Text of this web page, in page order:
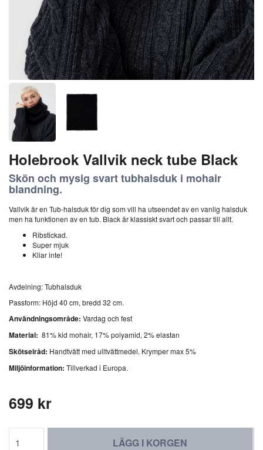
Holebrook Vallvik neck tube Black
Skön och mysig svart tubhalsduk i mohair
blandning.
Vallvik är en Tub-halsduk för dig som vill ha utseendet av en vanlig halsduk
men ha funktionen av en tub. Black är klassiskt svart och passar till allt.
Ribstickad.
Super mjuk
Kliar inte!
Avdelning: Tubhalsduk
Passform: Höjd 40 cm, bredd 32 cm.
Användningsområde: Vardag och fest
Material: 81% kid mohair, 17% polyamid, 2% elastan
Skötselråd: Handtvätt med ulltvättmedel. Krymper max 5%
Miljöinformation: Tillverkad i Europa.
699 kr
LÄGG I KORGEN